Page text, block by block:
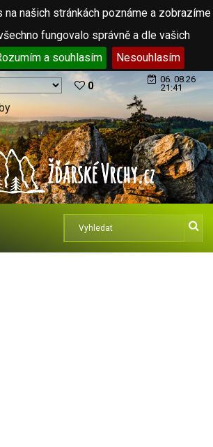
našich stránkách poznáme a zobrazíme
fungovalo správně a dle vašich
a souhlasím Nesouhlasím
0
06. 08.26
21:41